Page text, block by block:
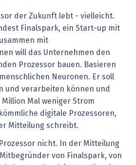
der Zukunft lebt - vielleicht.
Finalspark, ein Start-up mit
mit
will das Unternehmen den
Prozessor bauen. Basieren
Neuronen. Er soll
und verarbeiten können und
Mal weniger Strom
digitale Prozessoren,
Mitteilung schreibt.
nicht. In der Mitteilung
von Finalspark, von